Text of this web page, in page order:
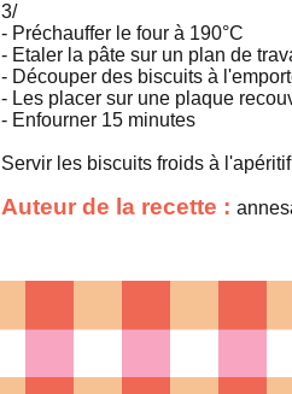
3/
- Préchauffer le four à 190°C
- Etaler la pâte sur un plan de
- Découper des biscuits à
- Les placer sur une plaque
- Enfourner 15 minutes
Servir les biscuits froids à l'apéritif
Auteur de la recette :